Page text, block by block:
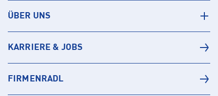
ÜBER UNS
KARRIERE & JOBS
FIRMENRADL